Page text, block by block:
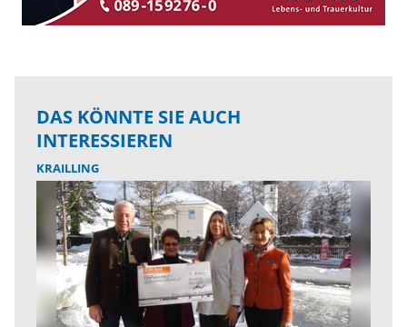
DAS KÖNNTE SIE AUCH
INTERESSIEREN
KRAILLING